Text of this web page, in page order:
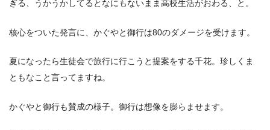
ぎる、うかうかしてるとなにもないまま高校生活がおわる、と。
核心をついた発言に、かぐやと御行は80のダメージを受けます。
夏になったら生徒会で旅行に行こうと提案をする千花。珍しくま
ともなこと言ってますね。
かぐやと御行も賛成の様子。御行は想像を膨らませます。